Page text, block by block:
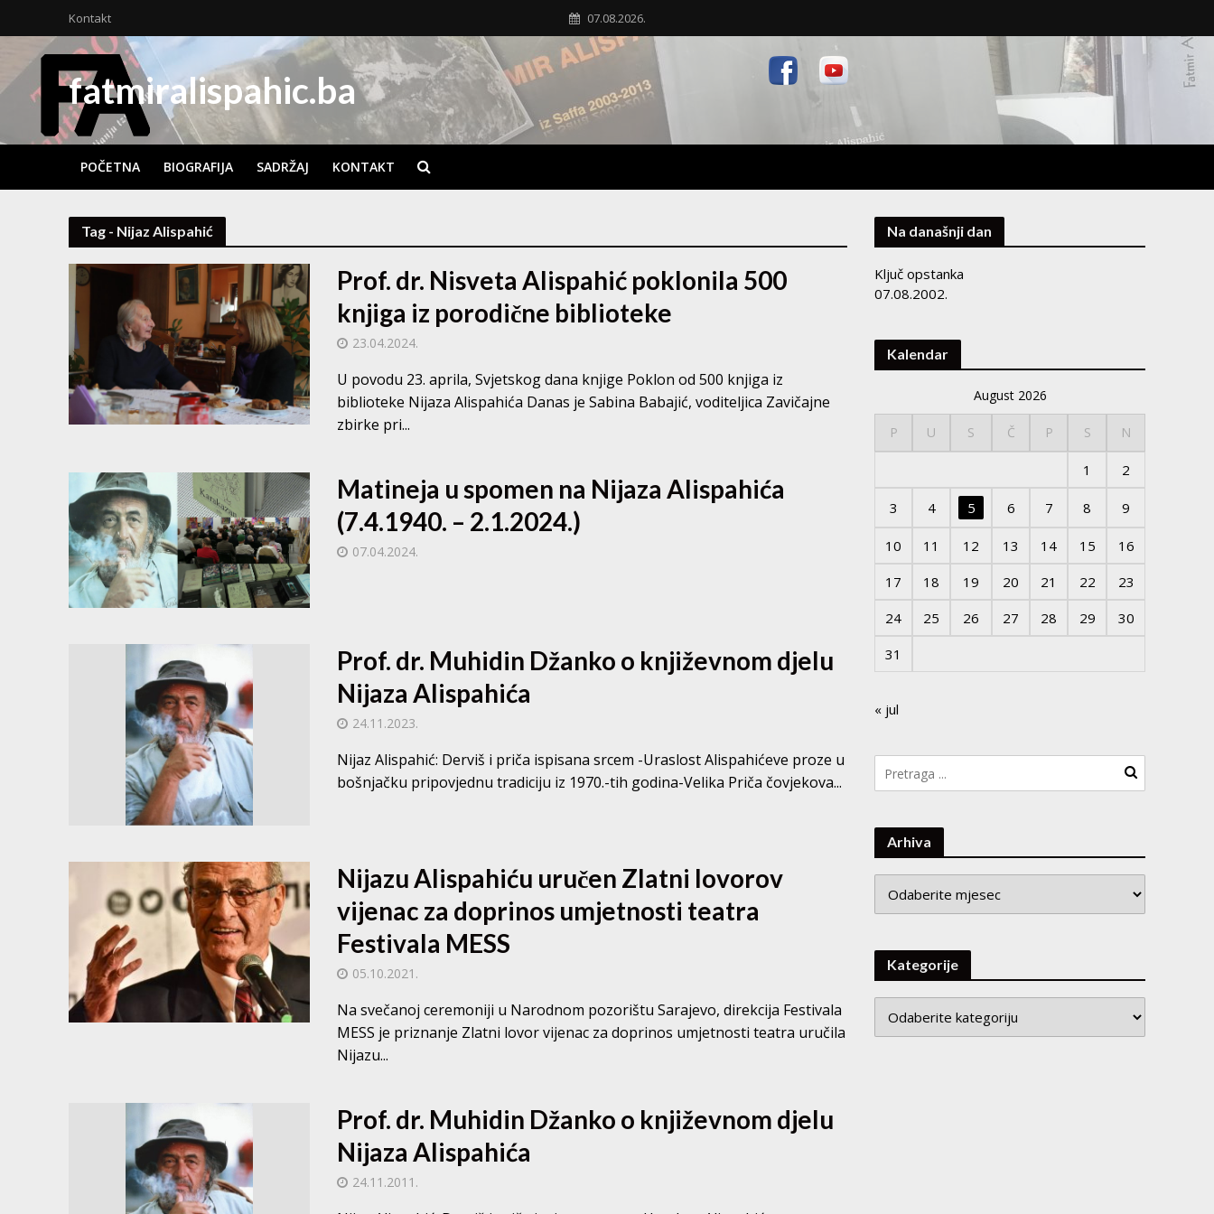
Kontakt 07.08.2026.
fatmiralispahic.ba
POČETNA BIOGRAFIJA SADRŽAJ KONTAKT
Tag - Nijaz Alispahić
Prof. dr. Nisveta Alispahić poklonila 500
knjiga iz porodične biblioteke
23.04.2024.
U povodu 23. aprila, Svjetskog dana knjige Poklon od 500 knjiga iz
biblioteke Nijaza Alispahića Danas je Sabina Babajić, voditeljica Zavičajne
zbirke pri...
Matineja u spomen na Nijaza Alispahića
(7.4.1940. – 2.1.2024.)
07.04.2024.
Prof. dr. Muhidin Džanko o književnom djelu
Nijaza Alispahića
24.11.2023.
Nijaz Alispahić: Derviš i priča ispisana srcem -Uraslost Alispahićeve proze u
bošnjačku pripovjednu tradiciju iz 1970.-tih godina-Velika Priča čovjekova...
Nijazu Alispahiću uručen Zlatni lovorov
vijenac za doprinos umjetnosti teatra
Festivala MESS
05.10.2021.
Na svečanoj ceremoniji u Narodnom pozorištu Sarajevo, direkcija Festivala
MESS je priznanje Zlatni lovor vijenac za doprinos umjetnosti teatra uručila
Nijazu...
Prof. dr. Muhidin Džanko o književnom djelu
Nijaza Alispahića
24.11.2011.
Na današnji dan
Ključ opstanka
07.08.2002.
Kalendar
August 2026
P U S Č P S N
1 2
3 4 5 6 7 8 9
10 11 12 13 14 15
16
17
18 19 20 21 22
23
24
25 26 27 28 29
30
31
« jul
Arhiva
Kategorije